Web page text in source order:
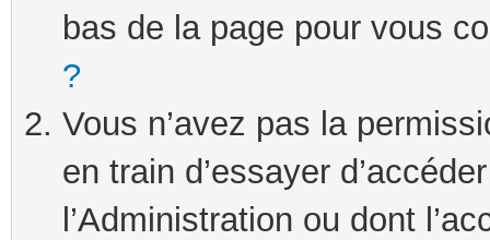
bas de la page pour vous
?
Vous n’avez pas la
en train d’essayer
l’Administration ou dont